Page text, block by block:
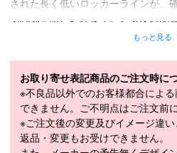
された長く低いロッカーラインが、
切れ味を吹き込みます。メタルの配
従来モデルよりもやや優しい味付け
SPECIFICATION
モデル
LENGTH（cm）
もっと見る
お取り寄せ表記商品のご注文時に
※不良品以外でのお客様都合によ
できません。ご不明点はご注文前
※ご注文後の変更及びイメージ違
返品・変更もお受けできません。